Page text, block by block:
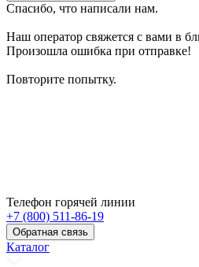
Спасибо, что написали нам.
Наш оператор свяжется с вами в
Произошла ошибка при отправке!
Повторите попытку.
Телефон горячей линии
+7 (800) 511-86-19
Обратная связь
Каталог